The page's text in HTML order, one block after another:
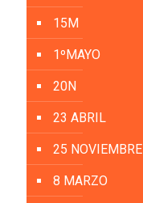
15M
1ºMAYO
20N
23 ABRIL
25 NOVIEMBRE
8 MARZO